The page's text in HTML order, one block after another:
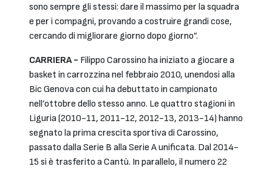
sono sempre gli stessi: dare il massimo per la squadra
e per i compagni, provando a costruire grandi cose,
cercando di migliorare giorno dopo giorno”.
CARRIERA - Filippo Carossino ha iniziato a giocare a
basket in carrozzina nel febbraio 2010, unendosi alla
Bic Genova con cui ha debuttato in campionato
nell’ottobre dello stesso anno. Le quattro stagioni in
Liguria (2010-11, 2011-12, 2012-13, 2013-14) hanno
segnato la prima crescita sportiva di Carossino,
passato dalla Serie B alla Serie A unificata. Dal 2014-
15 si è trasferito a Cantù. In parallelo, il numero 22